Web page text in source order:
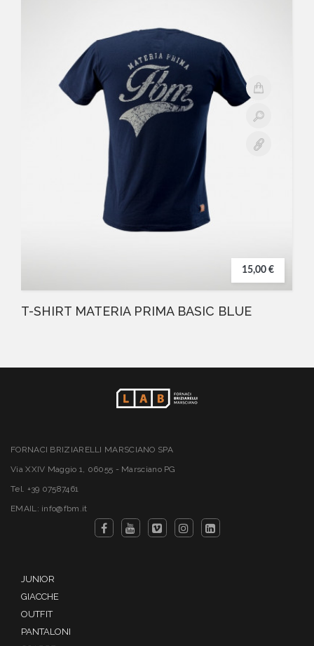
15,00 €
T-SHIRT MATERIA PRIMA BASIC BLUE
FORNACI BRIZIARELLI MARSCIANO SPA
Via XXIV Maggio 1, 06055 - Marsciano PG
Tel. +39 07587461
EMAIL: info@fbm.it
JUNIOR
GIACCHE
OUTFIT
PANTALONI